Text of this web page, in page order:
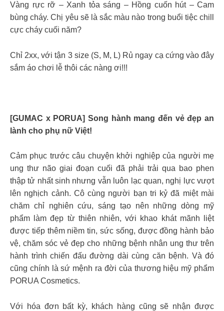
Vàng rực rỡ – Xanh tỏa sáng – Hồng cuốn hút – Cam
bùng cháy. Chị yêu sẽ là sắc màu nào trong buổi tiệc chill
cực cháy cuối năm?
Chỉ 2xx, với tận 3 size (S, M, L) Rủ ngay cạ cứng vào đây
sắm áo chơi lễ thôi các nàng ơi!!!
[GUMAC x PORUA] Song hành mang đến vẻ đẹp an
lành cho phụ nữ Việt!
Cảm phục trước câu chuyện khởi nghiệp của người mẹ
ung thư não giai đoạn cuối đã phải trải qua bao phen
thập tử nhất sinh nhưng vẫn luôn lạc quan, nghị lực vượt
lên nghịch cảnh. Cô cùng người bạn tri kỷ đã miệt mài
chăm chỉ nghiên cứu, sáng tạo nên những dòng mỹ
phẩm làm đẹp từ thiên nhiên, với khao khát mãnh liệt
được tiếp thêm niềm tin, sức sống, được đồng hành bảo
vệ, chăm sóc vẻ đẹp cho những bệnh nhân ung thư trên
hành trình chiến đấu đường dài cùng căn bệnh. Và đó
cũng chính là sứ mệnh ra đời của thương hiệu mỹ phẩm
PORUA Cosmetics.
Với hóa đơn bất kỳ, khách hàng cũng sẽ nhận được